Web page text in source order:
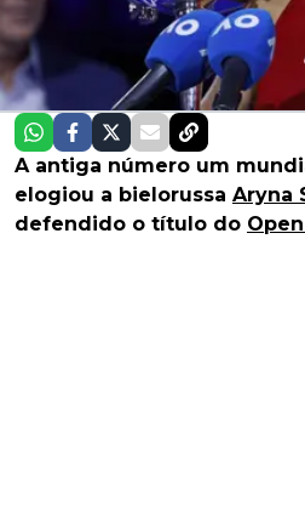
A antiga número um
elogiou a bielorussa Aryna
defendido o título do